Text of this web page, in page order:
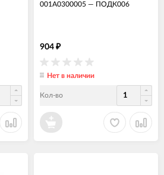
001A0300005 — ПОДК006
904 ₽
Нет в наличии
Кол-во